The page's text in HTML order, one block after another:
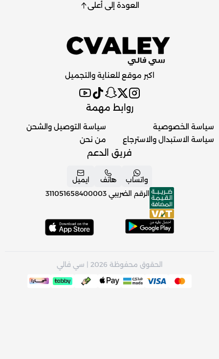
العودة إلى أعلى
اكبر موقع للعناية والتجميل
روابط مهمة
سياسة الخصوصية
سياسة الاستبدال والاسترجاع
سياسة التوصيل والشحن
من نحن
فريق الدعم
واتساب هاتف
ايميل
الرقم الضريبي 311051658400003
الحقوق محفوظة 2026 | سي فالي